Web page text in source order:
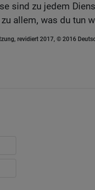
sind zu jedem
allem, was du tun
revidiert 2017, © 2016